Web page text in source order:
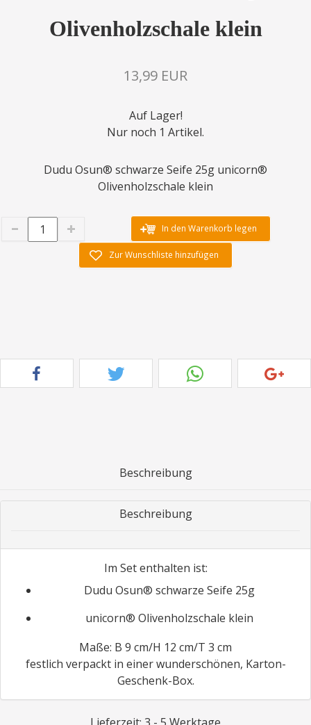
Olivenholzschale klein
13,99 EUR
Auf Lager!
Nur noch 1 Artikel.
Dudu Osun® schwarze Seife 25g unicorn®
Olivenholzschale klein
In den Warenkorb legen
Zur Wunschliste hinzufügen
Beschreibung
Beschreibung
Im Set enthalten ist:
Dudu Osun® schwarze Seife 25g
unicorn® Olivenholzschale klein
Maße: B 9 cm/H 12 cm/T 3 cm
festlich verpackt in einer wunderschönen, Karton-
Geschenk-Box.
Lieferzeit: 3 - 5 Werktage